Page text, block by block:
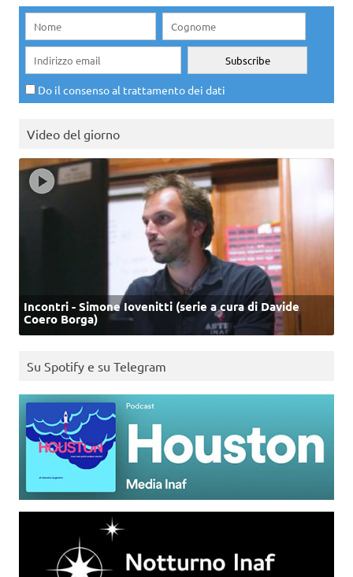
Do il consenso al trattamento dei dati
Video del giorno
Incontri - Simone Iovenitti (serie a cura di Davide
Coero Borga)
Su Spotify e su Telegram